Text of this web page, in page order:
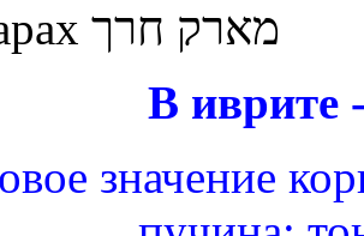
Марк Харах מארק חרך
В иврите
значение